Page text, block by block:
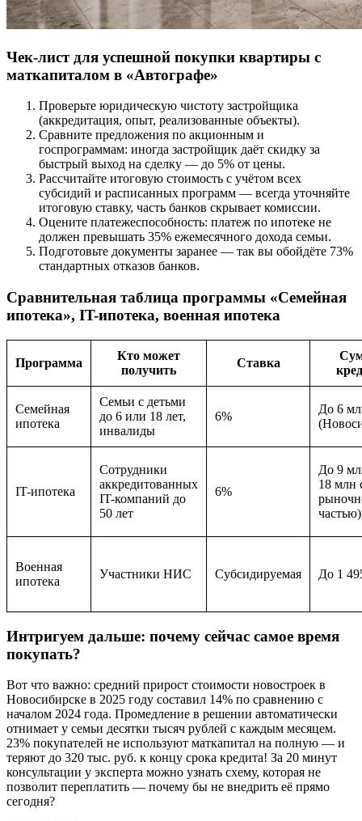
Чек-лист для успешной покупки квартиры с
маткапиталом в «Автографе»
Проверьте юридическую чистоту застройщика
(аккредитация, опыт, реализованные объекты).
Сравните предложения по акционным и
госпрограммам: иногда застройщик даёт скидку за
быстрый выход на сделку — до 5% от цены.
Рассчитайте итоговую стоимость с учётом всех
субсидий и расписанных программ — всегда уточняйте
итоговую ставку, часть банков скрывает комиссии.
Оцените платежеспособность: платеж по ипотеке не
должен превышать 35% ежемесячного дохода семьи.
Подготовьте документы заранее — так вы обойдёте 73%
стандартных отказов банков.
Сравнительная таблица программы «Семейная
ипотека», IT-ипотека, военная ипотека
Программа
Кто может
получить
Ставка
Семейная
ипотека
Семьи с детьми
до 6 или 18 лет,
инвалиды
6%
До 6
IT-ипотека
Сотрудники
аккредитованных
IT-компаний до
50 лет
6%
До 9
18 млн
частью)
Военная
ипотека
Участники НИС Субсидируемая До 1
Интригуем дальше: почему сейчас самое время
покупать?
Вот что важно: средний прирост стоимости новостроек в
Новосибирске в 2025 году составил 14% по сравнению с
началом 2024 года. Промедление в решении автоматически
отнимает у семьи десятки тысяч рублей с каждым месяцем.
23% покупателей не используют маткапитал на полную — и
теряют до 320 тыс. руб. к концу срока кредита! За 20 минут
консультации у эксперта можно узнать схему, которая не
позволит переплатить — почему бы не внедрить её прямо
сегодня?